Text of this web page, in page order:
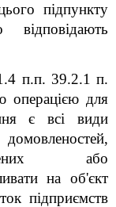
підпункту
п.п. 39.2.1 п.
операцією для
є всі види
або
на об'єкт
підприємств